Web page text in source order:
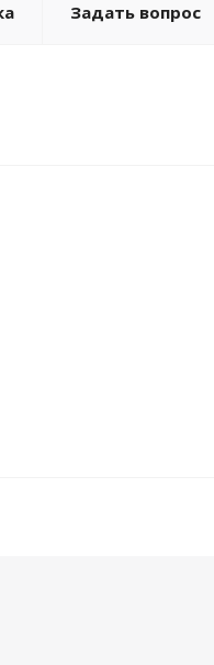
Задать вопрос